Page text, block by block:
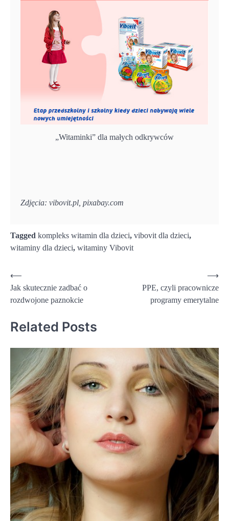
„Witaminki” dla małych odkrywców
Zdjęcia: vibovit.pl, pixabay.com
Tagged kompleks witamin dla dzieci, vibovit dla dzieci,
witaminy dla dzieci, witaminy Vibovit
Nawigacja
wpisu
⟵
Jak skutecznie zadbać o
rozdwojone paznokcie
PPE, czyli pracownicze
programy emerytalne
⟶
Related Posts